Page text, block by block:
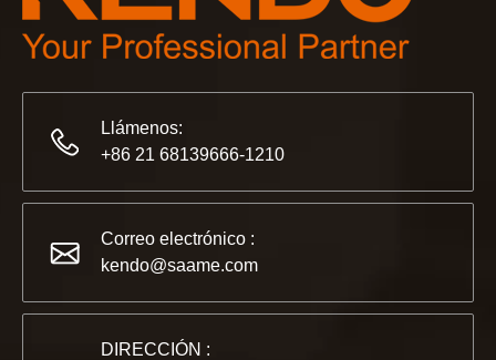
2022-11-21
Compañeros y amigos, tenemos una gran noticia para
Llámenos:
+86 21 68139666-1210
Correo electrónico :
kendo@saame.com
DIRECCIÓN :